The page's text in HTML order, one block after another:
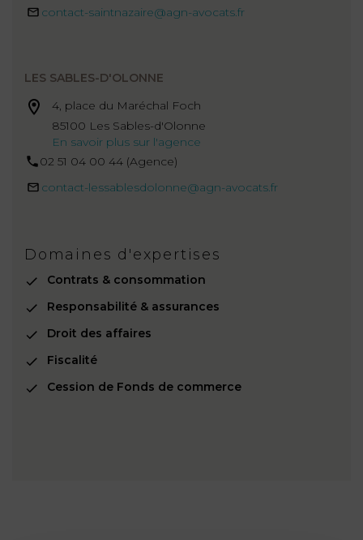
contact-saintnazaire@agn-avocats.fr
LES SABLES-D'OLONNE
4, place du Maréchal Foch
85100 Les Sables-d'Olonne
En savoir plus sur l'agence
02 51 04 00 44 (Agence)
contact-lessablesdolonne@agn-avocats.fr
Domaines d'expertises
Contrats & consommation
Responsabilité & assurances
Droit des affaires
Fiscalité
Cession de Fonds de commerce